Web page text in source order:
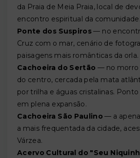
da Praia de Meia Praia, local de
encontro espiritual da comunidade.
Ponte dos Suspiros— no
Cruz com o mar, cenário de
paisagens mais românticas da orla.
Cachoeira do Sertão — no morro
do centro, cercada pela mata
por trilha e águas cristalinas.
em plena expansão.
Cachoeira São Paulino — a
a mais frequentada da cidade,
Várzea.
Acervo Cultural do "Seu